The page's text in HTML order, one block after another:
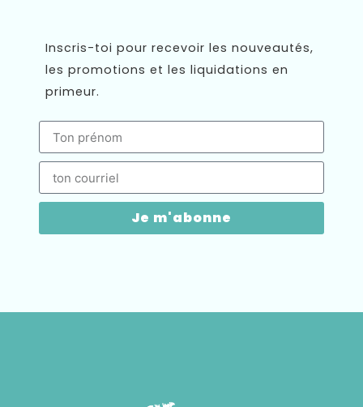
Inscris-toi pour recevoir les nouveautés,
les promotions et les liquidations en
primeur.
Je m'abonne